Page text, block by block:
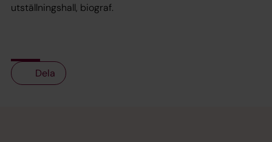
utställningshall, biograf.
Dela